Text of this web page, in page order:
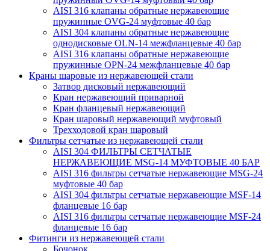
AISI 316 клапаны обратные нержавеющие
пружинные OVG-24 муфтовые 40 бар
AISI 304 клапаны обратные нержавеющие
однодисковые OLN-14 межфланцевые 40 бар
AISI 316 клапаны обратные нержавеющие
пружинные OPN-24 межфланцевые 40 бар
Краны шаровые из нержавеющей стали
Затвор дисковый нержавеющий
Кран нержавеющий приварной
Кран фланцевый нержавеющий
Кран шаровый нержавеющий муфтовый
Трехходовой кран шаровый
Фильтры сетчатые из нержавеющей стали
AISI 304 ФИЛЬТРЫ СЕТЧАТЫЕ
НЕРЖАВЕЮЩИЕ MSG-14 МУФТОВЫЕ 40 БАР
AISI 316 фильтры сетчатые нержавеющие MSG-24
муфтовые 40 бар
AISI 304 фильтры сетчатые нержавеющие MSF-14
фланцевые 16 бар
AISI 316 фильтры сетчатые нержавеющие MSF-24
фланцевые 16 бар
Фитинги из нержавеющей стали
Бочонок